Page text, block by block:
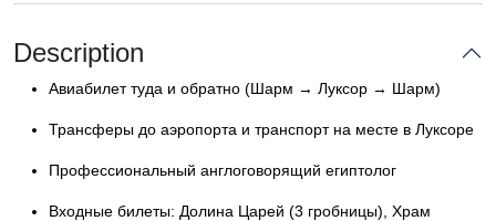
Description
Авиабилет туда и обратно (Шарм → Луксор → Шарм)
Трансферы до аэропорта и транспорт на месте в Луксоре
Профессиональный англоговорящий египтолог
Входные билеты: Долина Царей (3 гробницы), Храм